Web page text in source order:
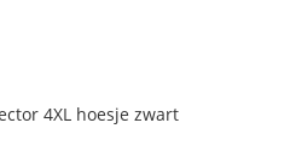
4XL hoesje zwart